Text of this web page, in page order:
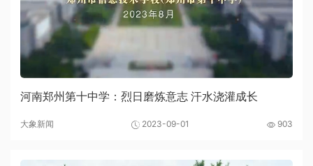
河南郑州第十中学：烈日磨炼意志 汗水浇灌成长
大象新闻 2023-09-01 903